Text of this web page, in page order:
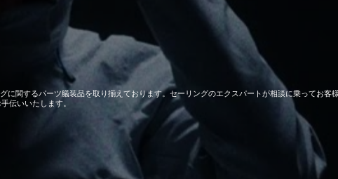
に関するパーツ艤装品を取り揃えております。セーリングのエクスパートが相談に乗ってお客
手伝いいたします。